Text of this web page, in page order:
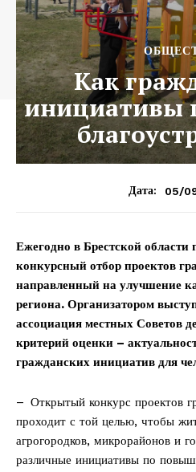
Как
инициативы
Дата: 05/
Ежегодно в Брестской
конкурсный отбор проектов
направленный на улучшение
региона. Организатором
ассоциация местных Советов
критерий оценки –
гражданских инициатив для
– Открытый конкурс проектов
проходит с той целью, чтобы
агрогородков, микрорайонов и
различные инициативы по